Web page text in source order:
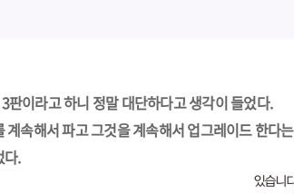
판이라고 하니 정말 대단하다고 생각이 들었다.
계속해서 파고 그것을 계속해서 업그레이드 한다
다.